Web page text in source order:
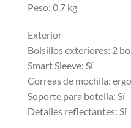
Peso: 0.7 kg
Exterior
Bolsillos exteriores: 2
Smart Sleeve: Sí
Correas de mochila:
Soporte para botella: Sí
Detalles reflectantes: Sí